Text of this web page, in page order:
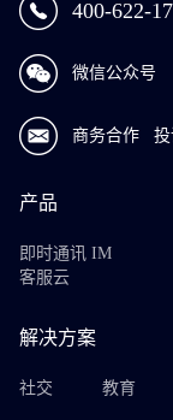
400-622-
微信公众号
商务合作
产品
即时通讯 IM
客服云
解决方案
社交 教育